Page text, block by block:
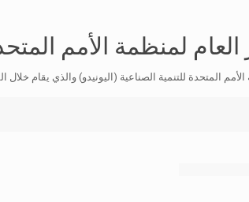
لمنظمة الأمم
الصناعية (اليونيدو) والذي يقام خلال الفترة من 3 إلى 7 نوفمبر